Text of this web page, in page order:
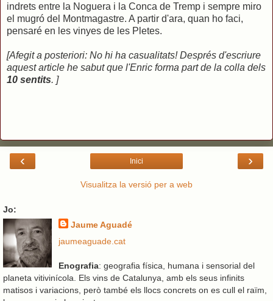
indrets entre la Noguera i la Conca de Tremp i sempre miro
el mugró del Montmagastre. A partir d'ara, quan ho faci,
pensaré en les vinyes de les Pletes.
[Afegit a posteriori: No hi ha casualitats! Després d'escriure
aquest article he sabut que l'Enric forma part de la colla dels
10 sentits. ]
‹ ›
Inici
Visualitza la versió per a web
Jo:
Jaume Aguadé
jaumeaguade.cat
Enografia: geografia física, humana i sensorial del
planeta vitivinícola. Els vins de Catalunya, amb els seus infinits
matisos i variacions, però també els llocs concrets on es cull el raïm,